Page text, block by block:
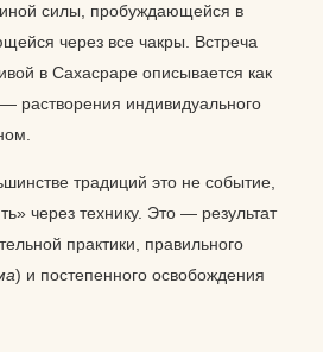
силы, пробуждающейся в
через все чакры. Встреча
в Сахасраре описывается как
— растворения индивидуального
традиций это не событие,
через технику. Это — результат
практики, правильного
) и постепенного освобождения